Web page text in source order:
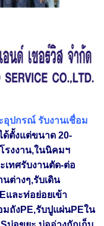
อุปกรณ์ รับงานเชื่อม
ด้ตั้งแต่ขนาด 20-
รงงาน,ในนิคมฯ
เทศรับงานตัด-ต่อ
ต่างๆ,รับเดิน
และท่อย่อยเข้า
มถังPE,รับปูแผ่นPEใน